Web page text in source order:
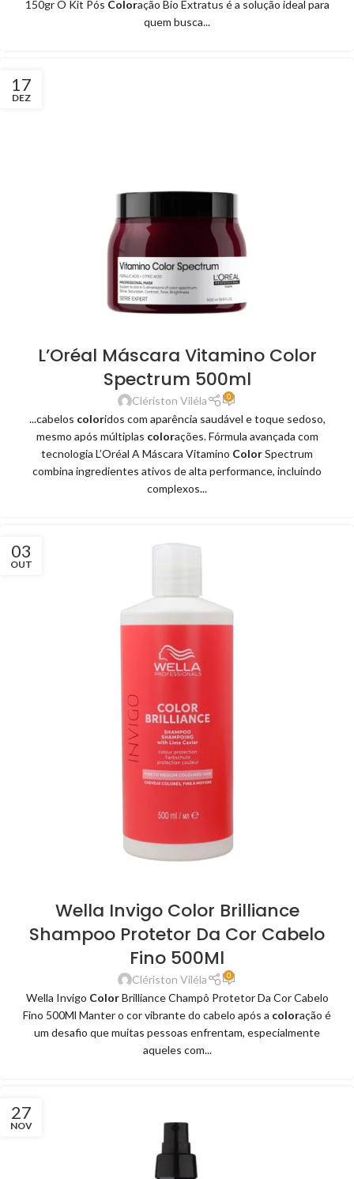
150gr O Kit Pós Coloração Bio Extratus é a solução ideal para
quem busca...
17
DEZ
L’Oréal Máscara Vitamino Color
Spectrum 500ml
Clériston Viléla 0
...cabelos coloridos com aparência saudável e toque sedoso,
mesmo após múltiplas colorações. Fórmula avançada com
tecnologia L’Oréal A Máscara Vitamino ColorSpectrum
combina ingredientes ativos de alta performance, incluindo
complexos...
03
OUT
Wella Invigo Color Brilliance
Shampoo Protetor Da Cor Cabelo
Fino 500Ml
Clériston Viléla 0
Wella Invigo ColorBrilliance Champô Protetor Da Cor Cabelo
Fino 500Ml Manter o cor vibrante do cabelo após a coloração é
um desafio que muitas pessoas enfrentam, especialmente
aqueles com...
27
NOV